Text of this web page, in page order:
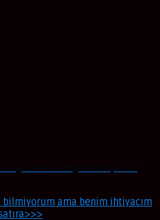
bilmiyorum ama benim ihtiyacım